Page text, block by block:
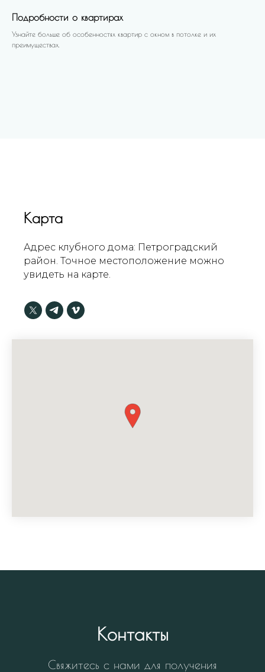
Подробности о квартирах
Узнайте больше об особенностях квартир с окном в потолке и их
преимуществах.
Карта
Адрес клубного дома: Петроградский
район. Точное местоположение можно
увидеть на карте.
Контакты
Свяжитесь с нами для получения